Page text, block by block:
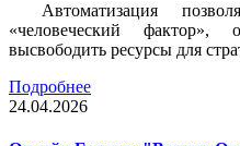
Автоматизация
«человеческий фактор»,
высвободить ресурсы для
Подробнее
24.04.2026